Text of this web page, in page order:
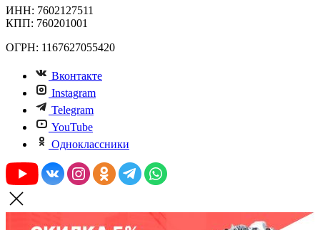
ИНН: 7602127511
КПП: 760201001
ОГРН: 1167627055420
Вконтакте
Instagram
Telegram
YouTube
Одноклассники